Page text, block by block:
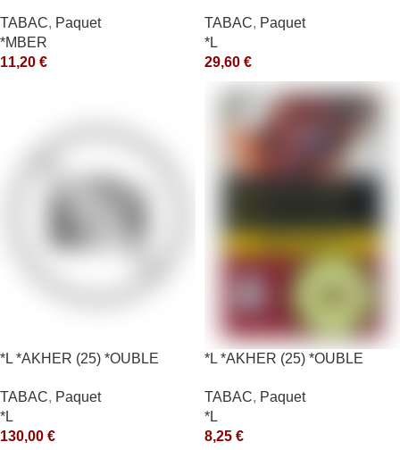
TABAC, Paquet
*MBER
11,20 €
TABAC, Paquet
*L
29,60 €
*L *AKHER (25) *OUBLE
TABAC, Paquet
*L
130,00 €
*L *AKHER (25) *OUBLE
TABAC, Paquet
*L
8,25 €